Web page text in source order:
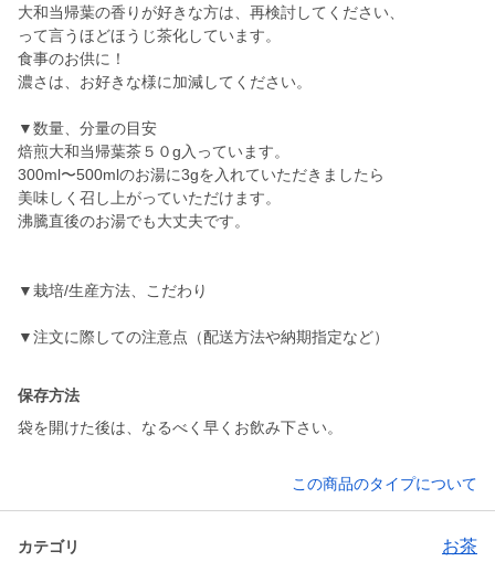
大和当帰葉の香りが好きな方は、再検討してください、
って言うほどほうじ茶化しています。
食事のお供に！
濃さは、お好きな様に加減してください。
▼数量、分量の目安
焙煎大和当帰葉茶５０g入っています。
300ml〜500mlのお湯に3gを入れていただきましたら
美味しく召し上がっていただけます。
沸騰直後のお湯でも大丈夫です。
▼栽培/生産方法、こだわり
▼注文に際しての注意点（配送方法や納期指定など）
保存方法
袋を開けた後は、なるべく早くお飲み下さい。
この商品のタイプについて
カテゴリ お茶